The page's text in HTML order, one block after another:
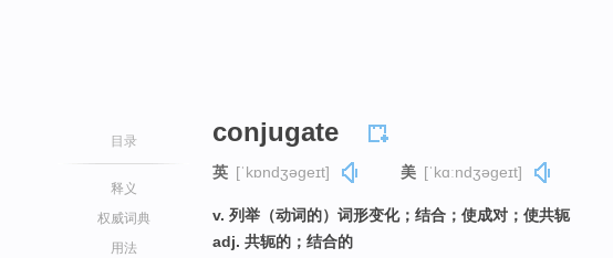
目录
释义
权威词典
用法
conjugate
英 [ˈkɒndʒəɡeɪt] 美 [ˈkɑːndʒəɡeɪt]
v. 列举（动词的）词形变化；结合；使成对；使共轭
adj. 共轭的；结合的